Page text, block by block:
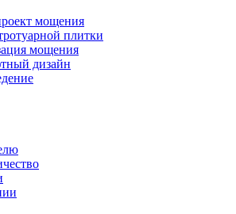
мощения
плитки
мощения
дизайн